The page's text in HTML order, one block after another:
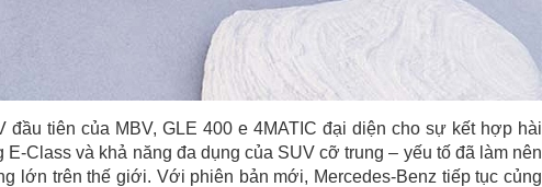
đầu tiên của MBV, GLE 400 e 4MATIC đại diện cho sự kết hợp hài
Class và khả năng đa dụng của SUV cỡ trung – yếu tố đã làm nên
lớn trên thế giới. Với phiên bản mới, Mercedes-Benz tiếp tục củng